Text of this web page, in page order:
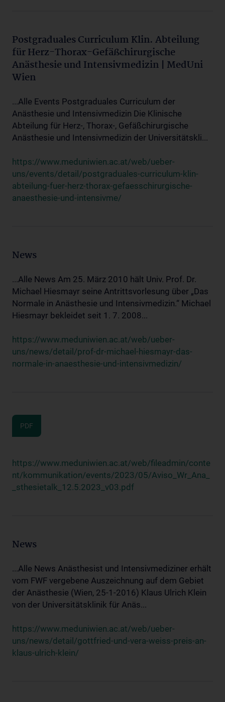
Postgraduales Curriculum Klin. Abteilung
für Herz-Thorax-Gefäßchirurgische
Anästhesie und Intensivmedizin | MedUni
Wien
...Alle Events Postgraduales Curriculum der
Anästhesie und Intensivmedizin Die Klinische
Abteilung für Herz-, Thorax-, Gefäßchirurgische
Anästhesie und Intensivmedizin der Universitätskli...
https://www.meduniwien.ac.at/web/ueber-
uns/events/detail/postgraduales-curriculum-klin-
abteilung-fuer-herz-thorax-gefaesschirurgische-
anaesthesie-und-intensivme/
News
...Alle News Am 25. März 2010 hält Univ. Prof. Dr.
Michael Hiesmayr seine Antrittsvorlesung über „Das
Normale in Anästhesie und Intensivmedizin.“ Michael
Hiesmayr bekleidet seit 1. 7. 2008...
https://www.meduniwien.ac.at/web/ueber-
uns/news/detail/prof-dr-michael-hiesmayr-das-
normale-in-anaesthesie-und-intensivmedizin/
PDF
https://www.meduniwien.ac.at/web/fileadmin/conte
nt/kommunikation/events/2023/05/Aviso_Wr_Ana_
_sthesietalk_12.5.2023_v03.pdf
News
...Alle News Anästhesist und Intensivmediziner erhält
vom FWF vergebene Auszeichnung auf dem Gebiet
der Anästhesie (Wien, 25-1-2016) Klaus Ulrich Klein
von der Universitätsklinik für Anäs...
https://www.meduniwien.ac.at/web/ueber-
uns/news/detail/gottfried-und-vera-weiss-preis-an-
klaus-ulrich-klein/